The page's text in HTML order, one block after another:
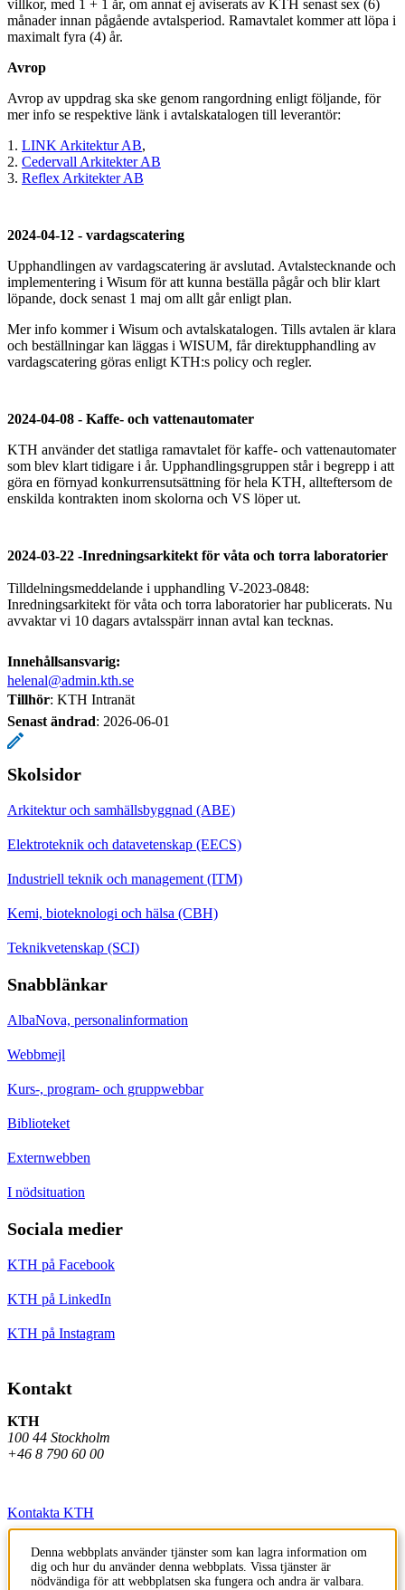
villkor, med 1 + 1 år, om annat ej aviserats av KTH senast sex (6)
månader innan pågående avtalsperiod. Ramavtalet kommer att löpa i
maximalt fyra (4) år.
Avrop
Avrop av uppdrag ska ske genom rangordning enligt följande, för
mer info se respektive länk i avtalskatalogen till leverantör:
1. LINK Arkitektur AB,
2. Cedervall Arkitekter AB
3. Reflex Arkitekter AB
2024-04-12 - vardagscatering
Upphandlingen av vardagscatering är avslutad. Avtalstecknande och
implementering i Wisum för att kunna beställa pågår och blir klart
löpande, dock senast 1 maj om allt går enligt plan.
Mer info kommer i Wisum och avtalskatalogen. Tills avtalen är klara
och beställningar kan läggas i WISUM, får direktupphandling av
vardagscatering göras enligt KTH:s policy och regler.
2024-04-08 - Kaffe- och vattenautomater
KTH använder det statliga ramavtalet för kaffe- och vattenautomater
som blev klart tidigare i år. Upphandlingsgruppen står i begrepp i att
göra en förnyad konkurrensutsättning för hela KTH, allteftersom de
enskilda kontrakten inom skolorna och VS löper ut.
2024-03-22 -Inredningsarkitekt för våta och torra laboratorier
Tilldelningsmeddelande i upphandling V-2023-0848:
Inredningsarkitekt för våta och torra laboratorier har publicerats. Nu
avvaktar vi 10 dagars avtalsspärr innan avtal kan tecknas.
Innehållsansvarig:
helenal@admin.kth.se
Tillhör: KTH Intranät
Senast ändrad: 2026-06-01
Skolsidor
Arkitektur och samhällsbyggnad (ABE)
Elektroteknik och datavetenskap (EECS)
Industriell teknik och management (ITM)
Kemi, bioteknologi och hälsa (CBH)
Teknikvetenskap (SCI)
Snabblänkar
AlbaNova, personalinformation
Webbmejl
Kurs-, program- och gruppwebbar
Biblioteket
Externwebben
I nödsituation
Sociala medier
KTH på Facebook
KTH på LinkedIn
KTH på Instagram
Kontakt
KTH
100 44 Stockholm
+46 8 790 60 00
Kontakta KTH
Jobba på KTH
Press och media
Denna webbplats använder tjänster som kan lagra information om
dig och hur du använder denna webbplats. Vissa tjänster är
nödvändiga för att webbplatsen ska fungera och andra är valbara.